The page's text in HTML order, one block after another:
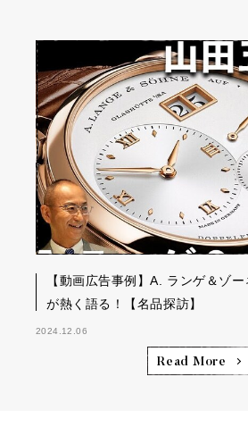
【動画広告事例】A. ランゲ＆ゾ
が熱く語る！【名品探訪】
2024.12.06
Read More